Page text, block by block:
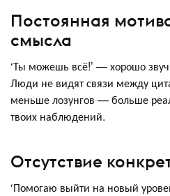
Постоянная
смысла
‘Ты можешь всё!’ — хорошо
Люди не видят связи между
меньше лозунгов — больше
твоих наблюдений.
Отсутствие
‘Помогаю выйти на новый